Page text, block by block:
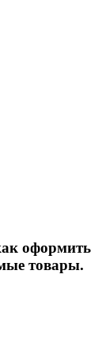
оформить
товары.